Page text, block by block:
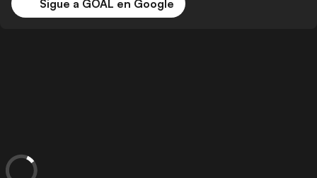
Sigue a GOAL en Google